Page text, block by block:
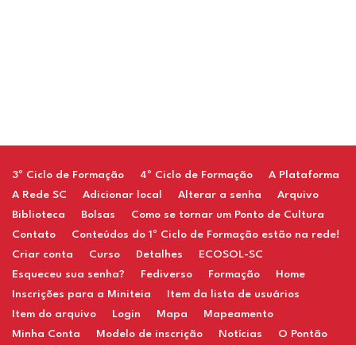
3º Ciclo de Formação 4º Ciclo de Formação
A Plataforma
A Rede SC
Adicionar local Alterar a senha
Arquivo
Biblioteca
Bolsas
Como se tornar um Ponto de Cultura
Contato
Conteúdos do 1º Ciclo de Formação estão na rede!
Criar conta
Curso Detalhes
ECOSOL-SC
Esqueceu sua senha?
Fediverso Formação
Home
Inscrições para a Miniteia
Item da lista de usuários
Item do arquivo
Login Mapa
Mapeamento
Minha Conta
Modelo de inscrição Notícias O Pontão